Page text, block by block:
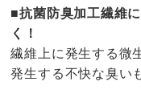
■抗菌防臭加工繊維
く！
繊維上に発生する微
発生する不快な臭い